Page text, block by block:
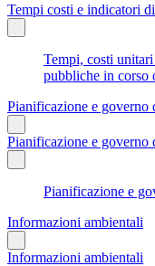
Tempi costi e indicatori
Tempi, costi
pubbliche in corso
Pianificazione e governo
Pianificazione e governo
Pianificazione e
Informazioni ambientali
Informazioni ambientali